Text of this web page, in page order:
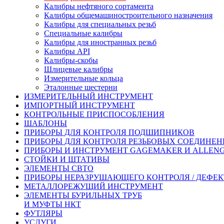
Калибры нефтяного сортамента
Калибры общемашиностроительного назначения
Калибры для специальных резьб
Специальные калибры
Калибры для иностранных резьб
Калибры API
Калибры-скобы
Шлицевые калибры
Измерительные кольца
Эталонные шестерни
ИЗМЕРИТЕЛЬНЫЙ ИНСТРУМЕНТ
ИМПОРТНЫЙ ИНСТРУМЕНТ
КОНТРОЛЬНЫЕ ПРИСПОСОБЛЕНИЯ
ШАБЛОНЫ
ПРИБОРЫ ДЛЯ КОНТРОЛЯ ПОДШИПНИКОВ
ПРИБОРЫ ДЛЯ КОНТРОЛЯ РЕЗЬБОВЫХ
ПРИБОРЫ И ИНСТРУМЕНТ GAGEMAKER И
СТОЙКИ И ШТАТИВЫ
ЭЛЕМЕНТЫ СВТО
ПРИБОРЫ НЕРАЗРУШАЮЩЕГО КОНТРОЛЯ /
МЕТАЛЛОРЕЖУЩИЙ ИНСТРУМЕНТ
ЭЛЕМЕНТЫ БУРИЛЬНЫХ ТРУБ
И МУФТЫ НКТ
ФУТЛЯРЫ
УСЛУГИ